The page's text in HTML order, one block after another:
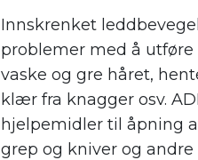
Innskrenket
problemer med å
vaske og gre håret,
klær fra knagger osv.
hjelpemidler til åpning
grep og kniver og